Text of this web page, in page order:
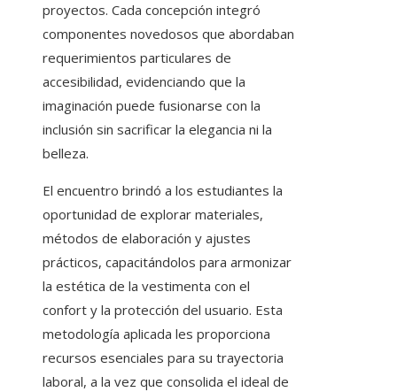
proyectos. Cada concepción integró
componentes novedosos que abordaban
requerimientos particulares de
accesibilidad, evidenciando que la
imaginación puede fusionarse con la
inclusión sin sacrificar la elegancia ni la
belleza.
El encuentro brindó a los estudiantes la
oportunidad de explorar materiales,
métodos de elaboración y ajustes
prácticos, capacitándolos para armonizar
la estética de la vestimenta con el
confort y la protección del usuario. Esta
metodología aplicada les proporciona
recursos esenciales para su trayectoria
laboral, a la vez que consolida el ideal de